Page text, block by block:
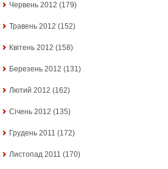
Червень 2012 (179)
Травень 2012 (152)
Квітень 2012 (158)
Березень 2012 (131)
Лютий 2012 (162)
Січень 2012 (135)
Грудень 2011 (172)
Листопад 2011 (170)